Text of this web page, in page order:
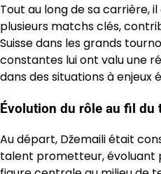
Tout au long de sa carrière,
plusieurs matchs clés,
Suisse dans les grands
constantes lui ont valu une
dans des situations à enjeux
Évolution du rôle au fil du
Au départ, Džemaili était
talent prometteur, évoluant